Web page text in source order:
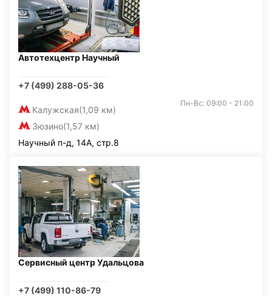
Автотехцентр Научный
+7 (499) 288-05-36
Калужская(1,09 км)
Зюзино(1,57 км)
Пн-Вс: 09:00 - 21:00
Научный п-д, 14А, стр.8
Сервисный центр Удальцова
+7 (499) 110-86-79